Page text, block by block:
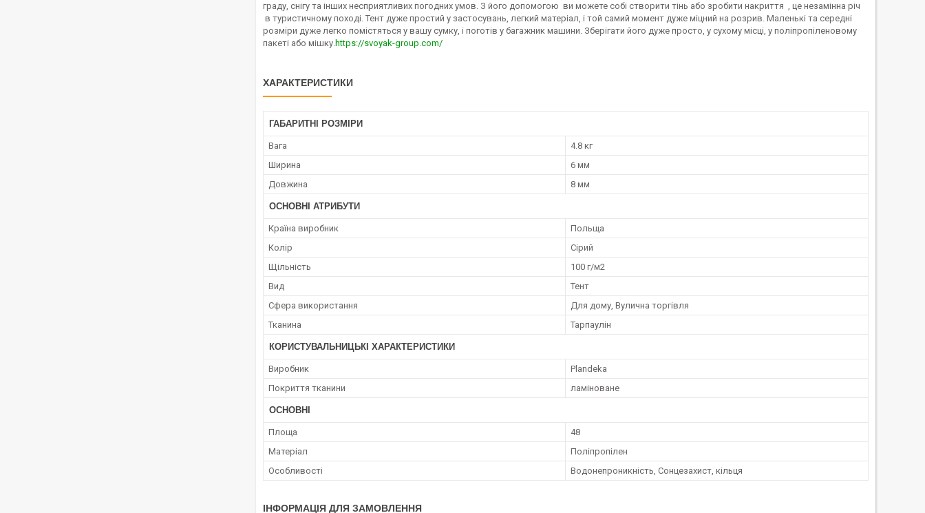
граду, снігу та інших несприятливих погодних умов. З його допомогою ви можете собі створити тінь або зробити накриття , це незамінна річ
в туристичному поході. Тент дуже простий у застосувань, легкий матеріал, і той самий момент дуже міцний на розрив. Маленькі та середні
розміри дуже легко помістяться у вашу сумку, і поготів у багажник машини. Зберігати його дуже просто, у сухому місці, у поліпропіленовому
пакеті або мішку.https://svoyak-group.com/
ХАРАКТЕРИСТИКИ
ГАБАРИТНІ РОЗМІРИ
Вага
4.8 кг
Ширина
6 мм
Довжина
8 мм
ОСНОВНІ АТРИБУТИ
Країна виробник
Польща
Колір
Сірий
Щільність
100 г/м2
Вид
Тент
Сфера використання
Для дому, Вулична торгівля
Тканина
Тарпаулін
КОРИСТУВАЛЬНИЦЬКІ ХАРАКТЕРИСТИКИ
Виробник
Plandeka
Покриття тканини
ламіноване
ОСНОВНІ
Площа
48
Матеріал
Поліпропілен
Особливості
Водонепроникність, Сонцезахист, кільця
ІНФОРМАЦІЯ ДЛЯ ЗАМОВЛЕННЯ